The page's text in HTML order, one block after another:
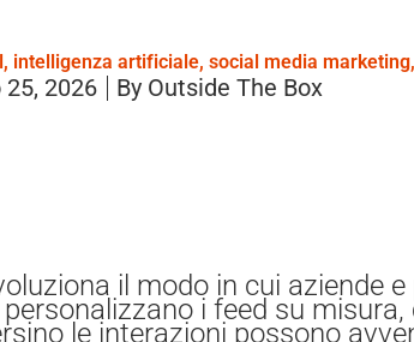
, intelligenza artificiale, social media marketing,
25, 2026 By Outside The Box
il modo in cui aziende
i feed su misura,
le interazioni possono